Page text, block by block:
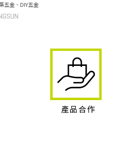
五金、DIY五金
產品合作